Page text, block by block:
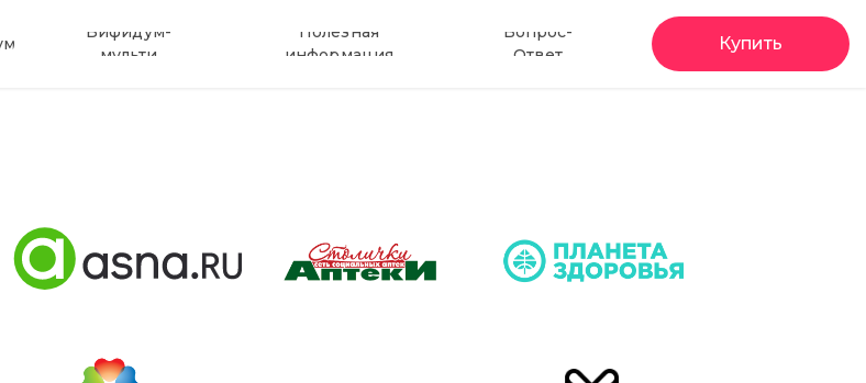
Полезная
информация
Бифидум-
мульти
Вопрос-
Ответ
Купить